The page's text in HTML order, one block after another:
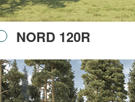
NORD 120R